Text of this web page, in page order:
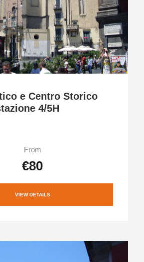
e Centro Storico
4/5H
From
€80
VIEW DETAILS